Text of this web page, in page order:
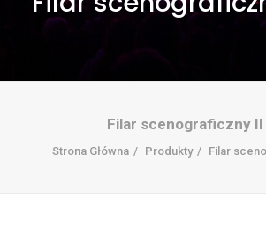
Filar scenograficzny II
Strona Główna Produkty Filar